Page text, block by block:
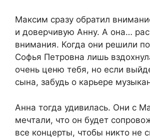
Максим сразу обратил
и доверчивую Анну. А она…
внимания. Когда они решили
Софья Петровна лишь
очень ценю тебя, но если
сына, забудь о карьере
Анна тогда удивилась. Они с
мечтали, что он будет
все концерты, чтобы никто не